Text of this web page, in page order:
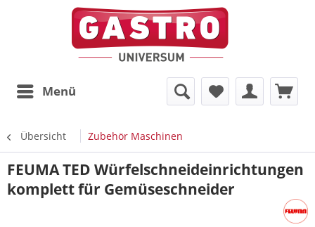
Menü
Übersicht Zubehör Maschinen
FEUMA TED Würfelschneideinrichtungen
komplett für Gemüseschneider